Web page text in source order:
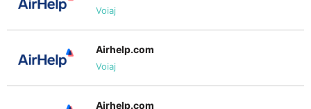
Voiaj
Airhelp.com
Voiaj
Airhelp.com